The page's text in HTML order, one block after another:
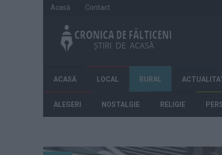
Acasă Contact
ACASĂ LOCAL RURAL
ALEGERI NOSTALGIE RELIGIE